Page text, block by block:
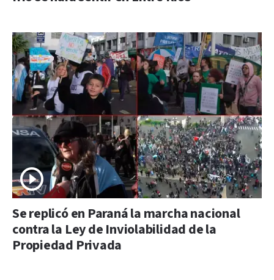
Se replicó en Paraná la marcha nacional
contra la Ley de Inviolabilidad de la
Propiedad Privada